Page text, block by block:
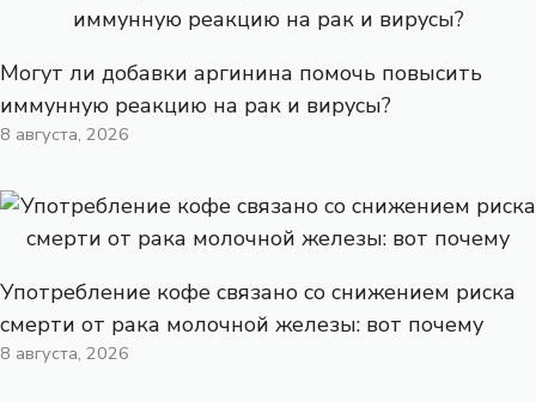
Могут ли добавки аргинина помочь повысить
иммунную реакцию на рак и вирусы?
8 августа, 2026
Употребление кофе связано со снижением риска
смерти от рака молочной железы: вот почему
8 августа, 2026